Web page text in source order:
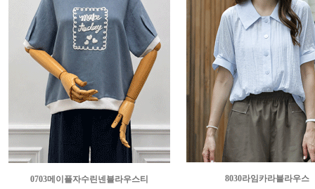
0703메이플자수린넨블라우스티
8030라임카라블라우스